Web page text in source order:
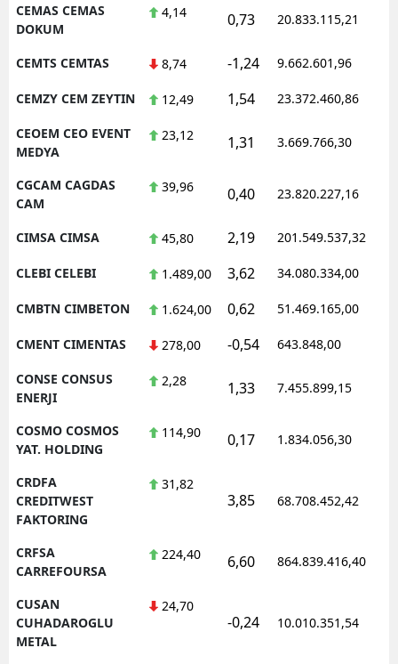
CEMAS CEMAS
DOKUM
4,14 0,73 20.833.115,21
CEMTS CEMTAS 8,74 -1,24 9.662.601,96
CEMZY CEM ZEYTIN 12,49 1,54 23.372.460,86
CEOEM CEO EVENT
MEDYA
23,12 1,31 3.669.766,30
CGCAM CAGDAS
CAM
39,96 0,40 23.820.227,16
CIMSA CIMSA 45,80 2,19 201.549.537,32
CLEBI CELEBI 1.489,00 3,62 34.080.334,00
CMBTN CIMBETON 1.624,00 0,62 51.469.165,00
CMENT CIMENTAS 278,00 -0,54 643.848,00
CONSE CONSUS
ENERJI
2,28 1,33 7.455.899,15
COSMO COSMOS
YAT. HOLDING
114,90 0,17 1.834.056,30
CRDFA
CREDITWEST
FAKTORING
31,82
3,85 68.708.452,42
CRFSA
CARREFOURSA
224,40 6,60 864.839.416,40
CUSAN
CUHADAROGLU
METAL
24,70
-0,24 10.010.351,54